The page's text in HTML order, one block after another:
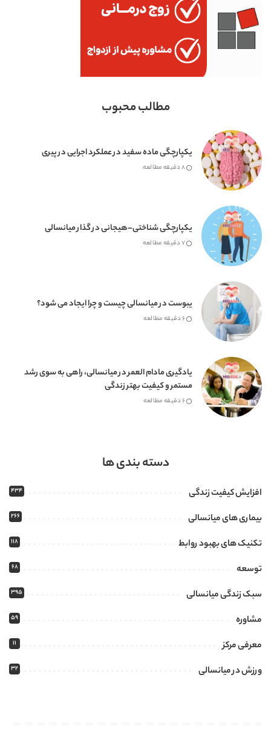
مطالب محبوب
یکپارچگی ماده سفید در عملکرد اجرایی در پیری
8 دقیقه مطالعه
یکپارچگی شناختی–هیجانی در گذار میانسالی
7 دقیقه مطالعه
یبوست در میانسالی چیست و چرا ایجاد می شود؟
6 دقیقه مطالعه
یادگیری مادام العمر در میانسالی، راهی به سوی رشد
مستمر و کیفیت بهتر زندگی
6 دقیقه مطالعه
دسته بندی ها
افزایش کیفیت زندگی 434
بیماری های میانسالی 266
تکنیک های بهبود روابط 118
توسعه 68
سبک زندگی میانسالی 395
مشاوره 59
معرفی مرکز 11
ورزش در میانسالی 32